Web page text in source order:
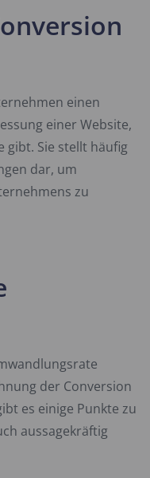
einen
einer Website,
gibt. Sie stellt häufig
dar, um
zu
der Conversion
es einige Punkte zu
aussagekräftig